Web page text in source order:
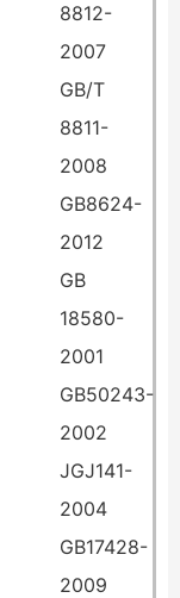
8812-
2007
GB/T
8811-
2008
GB8624-
2012
GB
18580-
2001
GB50243-
2002
JGJ141-
2004
GB17428-
2009